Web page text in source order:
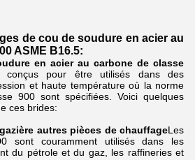
de cou de soudure en acier au
ASME B16.5:
en acier au carbone de classe
conçus pour être utilisés dans des
et haute température où la norme
900 sont spécifiées. Voici quelques
ces brides:
autres pièces de chauffageLes
sont couramment utilisés dans les
du pétrole et du gaz, les raffineries et